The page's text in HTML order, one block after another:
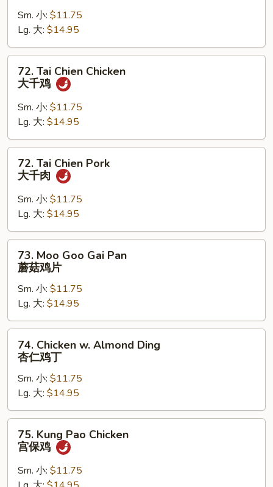
Garlic
Sauce
鱼
香
Sm. 小: $11.75
Lg. 大: $14.95
Chien
Chicken
千
鸡
72. Tai Chien Chicken
大千鸡
Sm. 小: $11.75
Lg. 大: $14.95
Chien
Pork
千
肉
72. Tai Chien Pork
大千肉
Sm. 小: $11.75
Lg. 大: $14.95
Moo
Goo
Gai
Pan
蘑
菇
73. Moo Goo Gai Pan
蘑菇鸡片
Sm. 小: $11.75
Lg. 大: $14.95
Chicken
Almond
Ding
杏
仁
74. Chicken w. Almond Ding
杏仁鸡丁
Sm. 小: $11.75
Lg. 大: $14.95
Kung
Pao
Chicken
75. Kung Pao Chicken
宫保鸡
Sm. 小: $11.75